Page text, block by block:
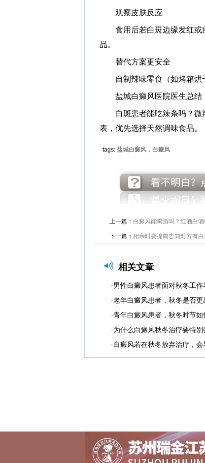
观察皮肤反应
食用后若白斑边缘发红或
品。
替代方案更安全
自制辣味零食（如烤箱烘干
盐城白癜风医院医生总结
白斑患者能吃辣条吗？微
表，优先选择天然调味食品。
tags: 盐城白癜风，白癜风
上一篇： 白癜风能喝酒吗？红酒白酒
下一篇： 相亲时要提前告知对方有白
相关文章
·男性白癜风患者面对秋冬工作
·老年白癜风患者，秋冬是否更
·青年白癜风患者，秋冬时节如
·为什么白癜风秋冬治疗要特别
·白癜风若在秋冬放弃治疗，会